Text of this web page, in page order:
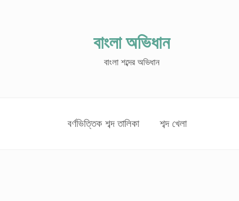
বাংলা অভিধান
বাংলা শব্দের অভিধান
বর্ণভিত্তিক শব্দ তালিকা শব্দ খেলা